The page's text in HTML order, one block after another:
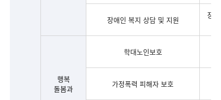
장애인 복지 상담 및 지원 장
행복
돌봄과
학대노인보호
가정폭력 피해자 보호